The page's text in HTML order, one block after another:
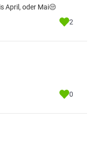
April, oder Mai😒
2
0